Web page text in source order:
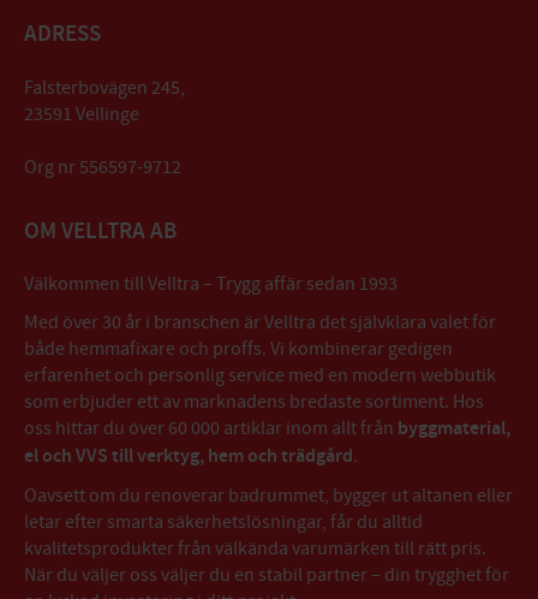
ADRESS
Falsterbovägen 245,
23591 Vellinge
Org nr 556597-9712
OM VELLTRA AB
Välkommen till Velltra – Trygg affär sedan 1993
Med över 30 år i branschen är Velltra det självklara valet för
både hemmafixare och proffs. Vi kombinerar gedigen
erfarenhet och personlig service med en modern webbutik
som erbjuder ett av marknadens bredaste sortiment. Hos
oss hittar du över 60 000 artiklar inom allt från byggmaterial,
el och VVS till verktyg, hem och trädgård.
Oavsett om du renoverar badrummet, bygger ut altanen eller
letar efter smarta säkerhetslösningar, får du alltid
kvalitetsprodukter från välkända varumärken till rätt pris.
När du väljer oss väljer du en stabil partner – din trygghet för